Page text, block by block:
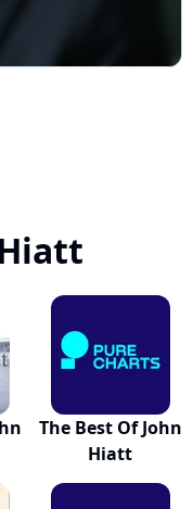
The Best Of John
Hiatt